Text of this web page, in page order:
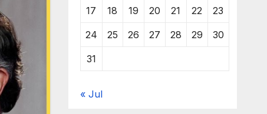
17 18 19 20 21 22 23
24 25 26 27 28 29 30
31
« Jul